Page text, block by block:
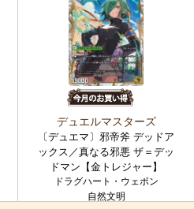
デュエルマスターズ
〔デュエマ〕邪帝斧 デッドア
ックス／真なる邪悪 ザ＝デッ
ドマン【金トレジャー】
ドラグハート・ウェポン
自然文明